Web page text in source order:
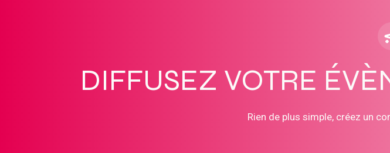
DIFFUSEZ VOTRE
Rien de plus simple, créez un